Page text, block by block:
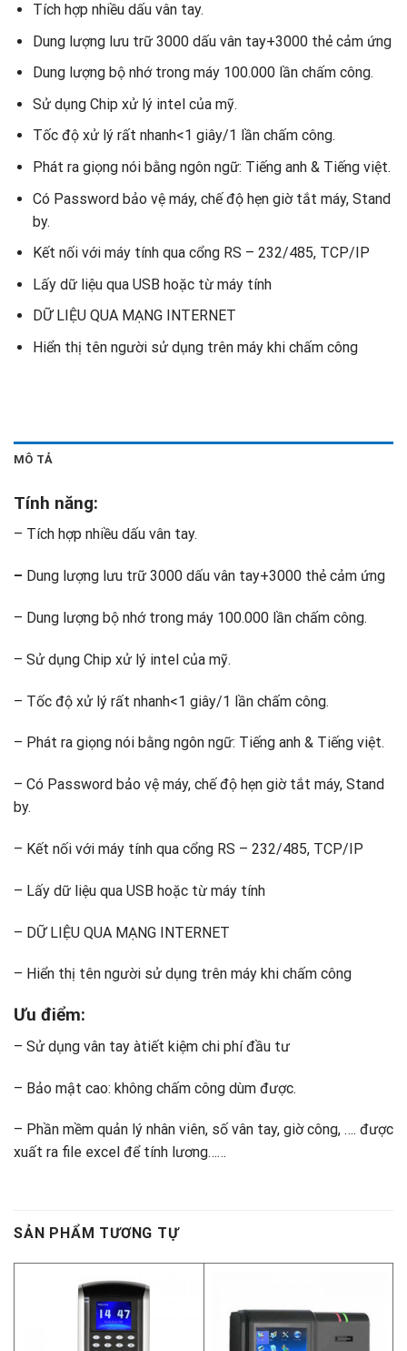
Tích hợp nhiều dấu vân tay.
Dung lượng lưu trữ 3000 dấu vân tay+3000 thẻ cảm ứng
Dung lượng bộ nhớ trong máy 100.000 lần chấm công.
Sử dụng Chip xử lý intel của mỹ.
Tốc độ xử lý rất nhanh<1 giây/1 lần chấm công.
Phát ra giọng nói bằng ngôn ngữ: Tiếng anh & Tiếng việt.
Có Password bảo vệ máy, chế độ hẹn giờ tắt máy, Stand
by.
Kết nối với máy tính qua cổng RS – 232/485, TCP/IP
Lấy dữ liệu qua USB hoặc từ máy tính
DỮ LIỆU QUA MẠNG INTERNET
Hiển thị tên người sử dụng trên máy khi chấm công
MÔ TẢ
Tính năng:
– Tích hợp nhiều dấu vân tay.
– Dung lượng lưu trữ 3000 dấu vân tay+3000 thẻ cảm ứng
– Dung lượng bộ nhớ trong máy 100.000 lần chấm công.
– Sử dụng Chip xử lý intel của mỹ.
– Tốc độ xử lý rất nhanh<1 giây/1 lần chấm công.
– Phát ra giọng nói bằng ngôn ngữ: Tiếng anh & Tiếng việt.
– Có Password bảo vệ máy, chế độ hẹn giờ tắt máy, Stand
by.
– Kết nối với máy tính qua cổng RS – 232/485, TCP/IP
– Lấy dữ liệu qua USB hoặc từ máy tính
– DỮ LIỆU QUA MẠNG INTERNET
– Hiển thị tên người sử dụng trên máy khi chấm công
Ưu điểm:
– Sử dụng vân tay àtiết kiệm chi phí đầu tư
– Bảo mật cao: không chấm công dùm được.
– Phần mềm quản lý nhân viên, số vân tay, giờ công, …. được
xuất ra file excel để tính lương……
SẢN PHẨM TƯƠNG TỰ